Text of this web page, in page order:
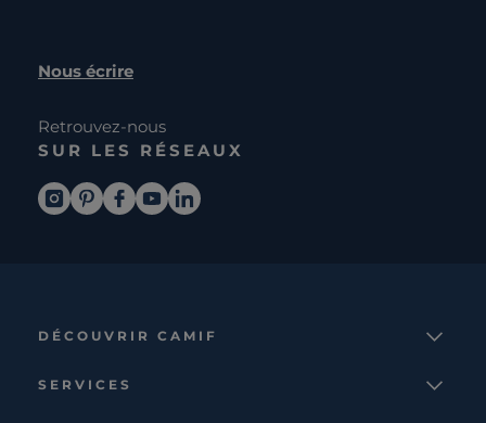
Nous écrire
Retrouvez-nous
SUR LES RÉSEAUX
DÉCOUVRIR CAMIF
SERVICES